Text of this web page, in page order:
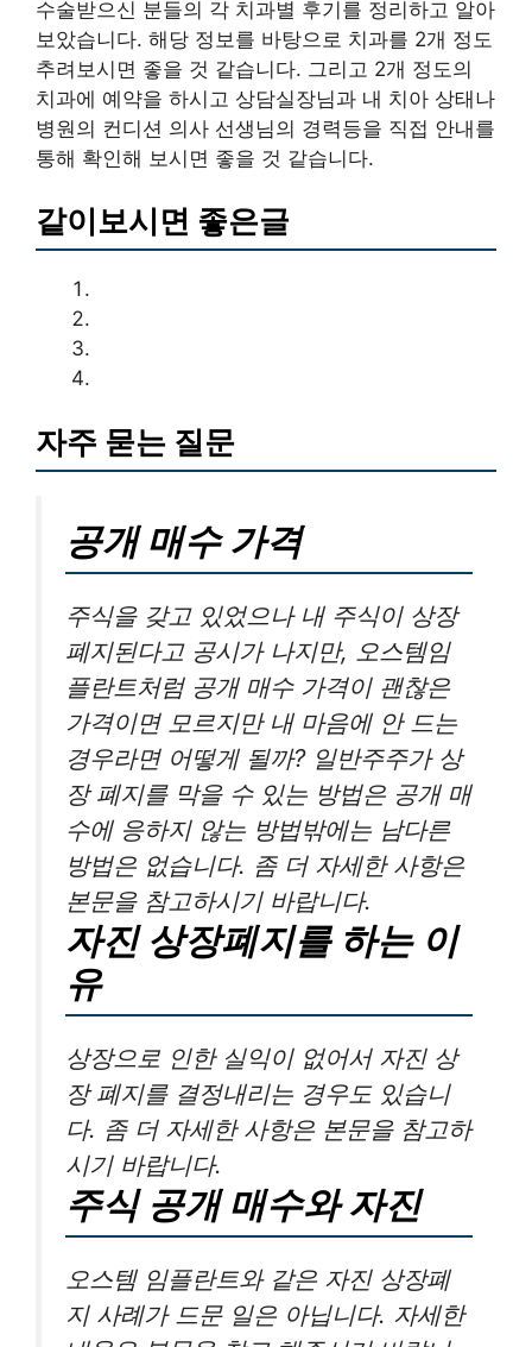
수술받으신 분들의 각 치과별 후기를 정리하고 알아
보았습니다. 해당 정보를 바탕으로 치과를 2개 정도
추려보시면 좋을 것 같습니다. 그리고 2개 정도의
치과에 예약을 하시고 상담실장님과 내 치아 상태나
병원의 컨디션 의사 선생님의 경력등을 직접 안내를
통해 확인해 보시면 좋을 것 같습니다.
같이보시면 좋은글
자주 묻는 질문
공개 매수 가격
주식을 갖고 있었으나 내 주식이 상장
폐지된다고 공시가 나지만, 오스템임
플란트처럼 공개 매수 가격이 괜찮은
가격이면 모르지만 내 마음에 안 드는
경우라면 어떻게 될까? 일반주주가 상
장 폐지를 막을 수 있는 방법은 공개 매
수에 응하지 않는 방법밖에는 남다른
방법은 없습니다. 좀 더 자세한 사항은
본문을 참고하시기 바랍니다.
자진 상장폐지를 하는 이
유
상장으로 인한 실익이 없어서 자진 상
장 폐지를 결정내리는 경우도 있습니
다. 좀 더 자세한 사항은 본문을 참고하
시기 바랍니다.
주식 공개 매수와 자진
오스템 임플란트와 같은 자진 상장폐
지 사례가 드문 일은 아닙니다. 자세한